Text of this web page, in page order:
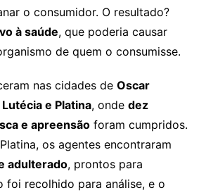
o consumidor. O resultado?
à saúde, que poderia causar
de quem o consumisse.
nas cidades de Oscar
e Platina, onde dez
e apreensãoforam cumpridos.
os agentes encontraram
adulterado, prontos para
foi recolhido para análise, e o